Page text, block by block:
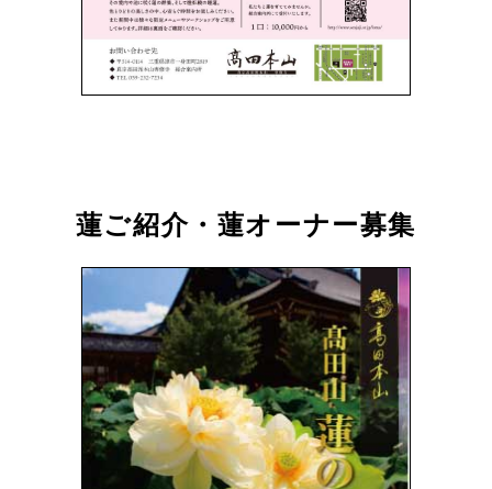
蓮ご紹介・蓮オーナー募集